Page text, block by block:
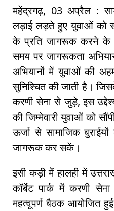
महेंद्रगढ़, 03 अप्रैल :
लड़ाई लड़ते हुए युवाओं को
के प्रति जागरूक करने के
समय पर जागरूकता
अभियानों में युवाओं की अहम
सुनिश्चित की जाती है।
करणी सेना से जुड़े, इस
की जिम्मेवारी युवाओं को
ऊर्जा से सामाजिक
जागरूक कर सकें।
इसी कड़ी में हालही में
कॉर्बेट पार्क में करणी
महत्वूपर्ण बैठक आयोजित